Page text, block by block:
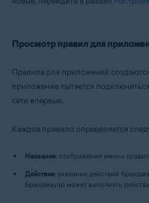
Просмотр правил для
Правила для приложений
приложение пытается
сети впервые.
Каждое правило определяется
Название: отображение имени
Действие: указание действий
Брандмауэр может выполнять